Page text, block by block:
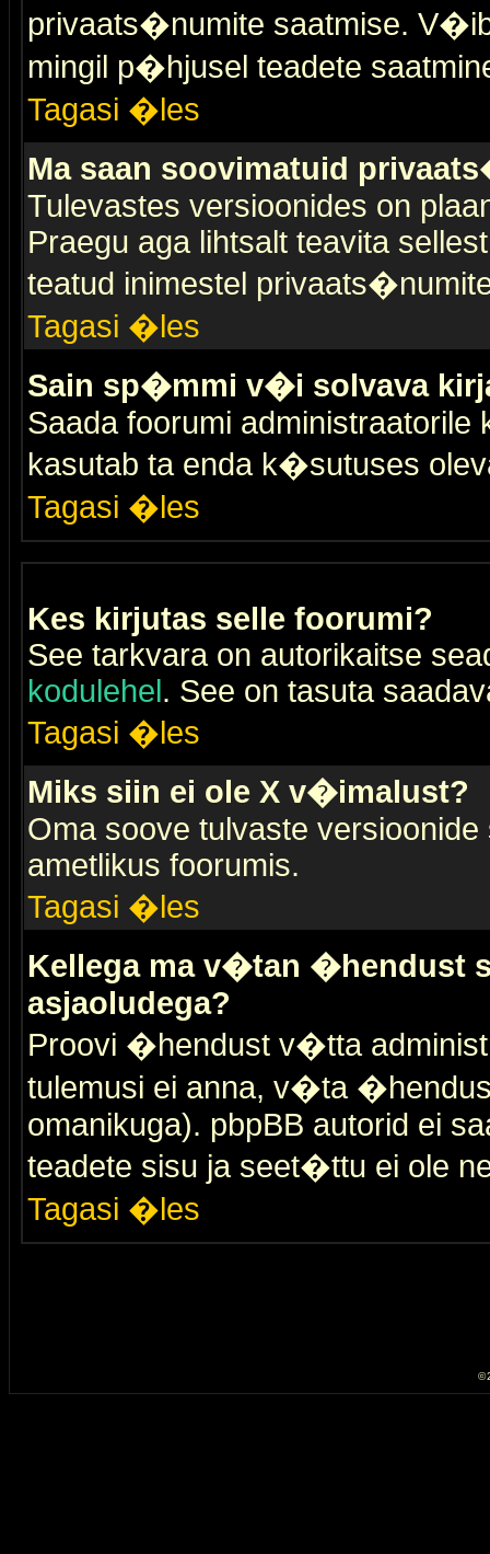
privaats�numite saatmise.
mingil p�hjusel teadete
Tagasi �les
Ma saan soovimatuid
Tulevastes versioonides on
Praegu aga lihtsalt teavita
teatud inimestel
Tagasi �les
Sain sp�mmi v�i solvava
Saada foorumi
kasutab ta enda k�sutuses
Tagasi �les
Kes kirjutas selle foorumi?
See tarkvara on autorikaitse
kodulehel. See on tasuta
Tagasi �les
Miks siin ei ole X v�imalust?
Oma soove tulvaste
ametlikus foorumis.
Tagasi �les
Kellega ma v�tan �hendust
asjaoludega?
Proovi �hendust v�tta
tulemusi ei anna, v�ta
omanikuga). pbpBB autorid ei
teadete sisu ja seet�ttu ei ole
Tagasi �les
©